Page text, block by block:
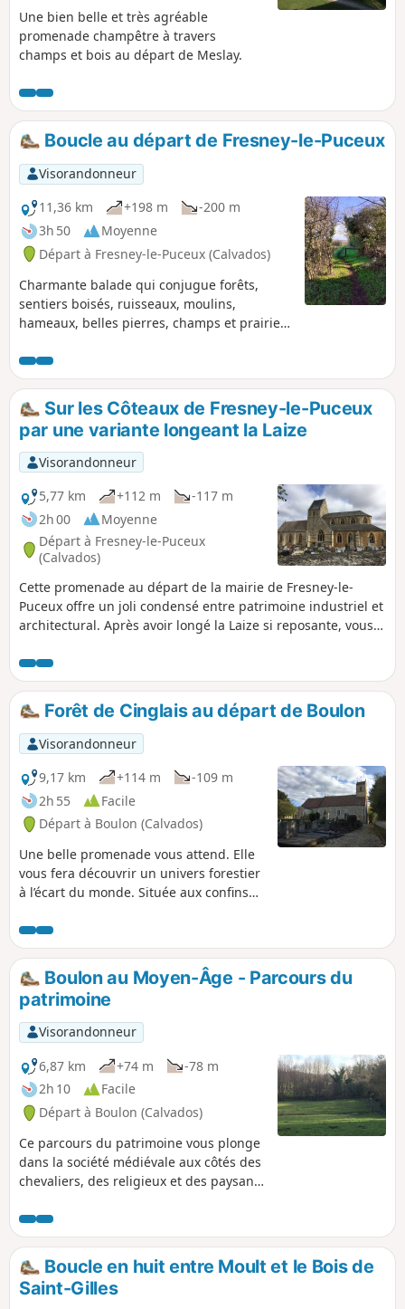
Une bien belle et très agréable
promenade champêtre à travers
champs et bois au départ de Meslay.
Boucle au départ de Fresney-le-Puceux
Visorandonneur
11,36 km
+198 m
-200 m
3h 50
Moyenne
Départ à Fresney-le-Puceux (Calvados)
Charmante balade qui conjugue forêts,
sentiers boisés, ruisseaux, moulins,
hameaux, belles pierres, champs et prairies
Très agréable à faire du printemps lorsque
la végétation se réveille jusqu'à l'automne où
elle délivre ses parures jaunes, ocres,
rouges. Mis à part la portion qui part du
Pissot jusqu'au Hameau de Touchet (1 km) il
n’y a pratiquement pas de route emprunté ;
difficile parfois de faire autrement.
Sur les Côteaux de Fresney-le-Puceux
par une variante longeant la Laize
Visorandonneur
5,77 km
+112 m
-117 m
2h 00
Moyenne
Départ à Fresney-le-Puceux
(Calvados)
Cette promenade au départ de la mairie de Fresney-le-
Puceux offre un joli condensé entre patrimoine industriel et
architectural. Après avoir longé la Laize si reposante, vous
découvrirez le passé industriel, moulins et tanneries, de
cette jolie vallée.
Forêt de Cinglais au départ de Boulon
Visorandonneur
9,17 km
+114 m
-109 m
2h 55
Facile
Départ à Boulon (Calvados)
Une belle promenade vous attend. Elle
vous fera découvrir un univers forestier
à l’écart du monde. Située aux confins
la Forêt de Cinglais, couvrant
1475 hectares, est un exemple de forêt
classée ZNIEFF.
Boulon au Moyen-Âge - Parcours du
patrimoine
Visorandonneur
6,87 km
+74 m
-78 m
2h 10
Facile
Départ à Boulon (Calvados)
Ce parcours du patrimoine vous plonge
dans la société médiévale aux côtés des
chevaliers, des religieux et des paysans.
fait partie de la puissante seigneurie de
Raoul 1er Taisson qui y construit le
château de Thuit, siège du pouvoir
seigneurial. Entre forêt et patrimoine, le
parcours de découverte de Boulon livre
Boucle en huit entre Moult et le Bois de
Saint-Gilles